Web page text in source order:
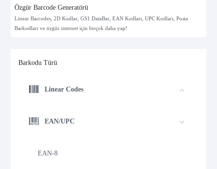
Özgür Barcode Generatörü
Linear Barcodes, 2D Kodlar, GS1 DataBar, EAN Kodları, UPC Kodları, Posta
Barkodları ve özgür internet için birçok daha yap!
Barkodu Türü
Linear Codes
EAN/UPC
EAN-8